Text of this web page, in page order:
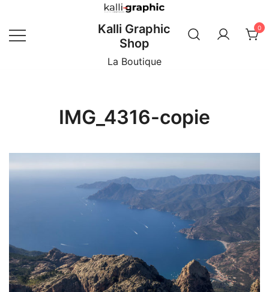
content
Kalli Graphic
Shop
La Boutique
0
IMG_4316-copie